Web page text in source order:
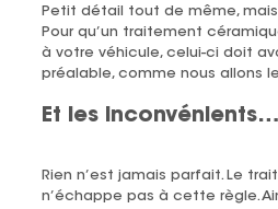
Petit détail tout de même,
Pour qu’un traitement
à votre véhicule, celui-ci doit
préalable, comme nous allons
Et les inconvénients…
Rien n’est jamais parfait. Le
n’échappe pas à cette règle.